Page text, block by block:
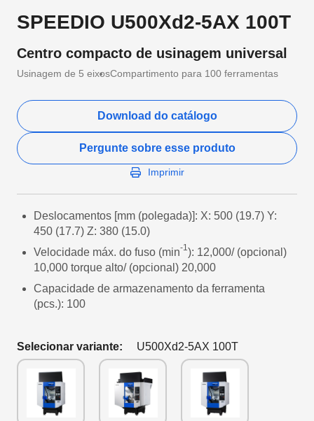
SPEEDIO U500Xd2-5AX 100T
Centro compacto de usinagem universal
Usinagem de 5 eixosCompartimento para 100 ferramentas
Download do catálogo
Pergunte sobre esse produto
Imprimir
Deslocamentos [mm (polegada)]: X: 500 (19.7) Y:
450 (17.7) Z: 380 (15.0)
Velocidade máx. do fuso (min-1): 12,000/ (opcional)
10,000 torque alto/ (opcional) 20,000
Capacidade de armazenamento da ferramenta
(pcs.): 100
Selecionar variante: U500Xd2-5AX 100T